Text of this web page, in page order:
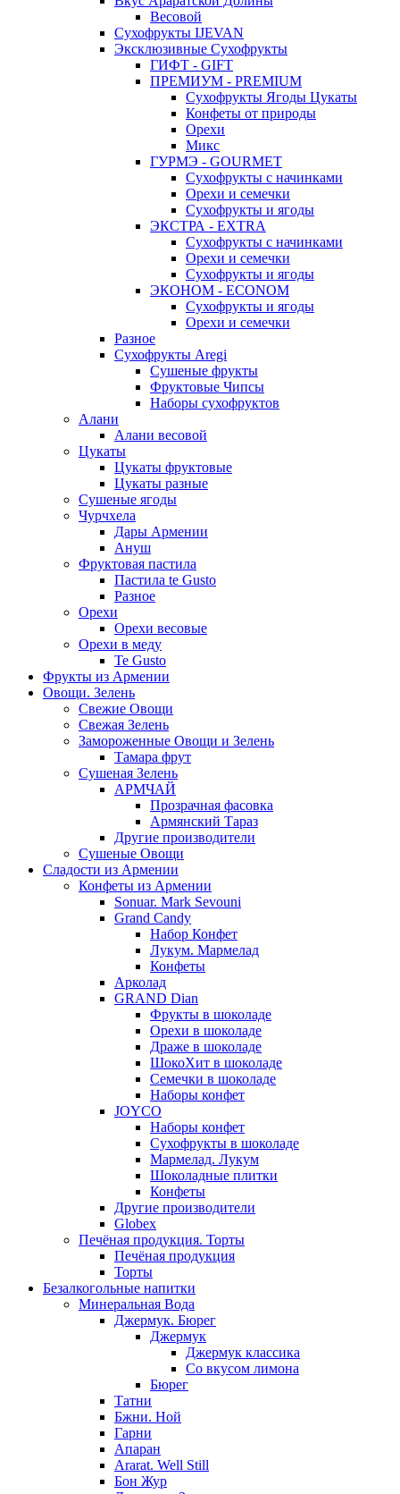
Весовой
Сухофрукты IJEVAN
Эксклюзивные Сухофрукты
ГИФТ - GIFT
ПРЕМИУМ - PREMIUM
Сухофрукты Ягоды Цукаты
Конфеты от природы
Орехи
Микс
ГУРМЭ - GOURMET
Сухофрукты с начинками
Орехи и семечки
Сухофрукты и ягоды
ЭКСТРА - EXTRA
Сухофрукты с начинками
Орехи и семечки
Сухофрукты и ягоды
ЭКОНОМ - ECONOM
Сухофрукты и ягоды
Орехи и семечки
Разное
Сухофрукты Aregi
Сушеные фрукты
Фруктовые Чипсы
Наборы сухофруктов
Алани
Алани весовой
Цукаты
Цукаты фруктовые
Цукаты разные
Сушеные ягоды
Чурчхела
Дары Армении
Ануш
Фруктовая пастила
Пастила te Gusto
Разное
Орехи
Орехи весовые
Орехи в меду
Te Gusto
Фрукты из Армении
Овощи. Зелень
Свежие Овощи
Свежая Зелень
Замороженные Овощи и Зелень
Тамара фрут
Сушеная Зелень
АРМЧАЙ
Прозрачная фасовка
Армянский Тараз
Другие производители
Сушеные Овощи
Сладости из Армении
Конфеты из Армении
Sonuar. Mark Sevouni
Grand Candy
Набор Конфет
Лукум. Мармелад
Конфеты
Арколад
GRAND Dian
Фрукты в шоколаде
Орехи в шоколаде
Драже в шоколаде
ШокоХит в шоколаде
Семечки в шоколаде
Наборы конфет
JOYCO
Наборы конфет
Сухофрукты в шоколаде
Мармелад. Лукум
Шоколадные плитки
Конфеты
Другие производители
Globex
Печёная продукция. Торты
Печёная продукция
Торты
Безалкогольные напитки
Минеральная Вода
Джермук. Бюрег
Джермук
Джермук классика
Со вкусом лимона
Бюрег
Татни
Бжни. Ной
Гарни
Апаран
Ararat. Well Still
Бон Жур